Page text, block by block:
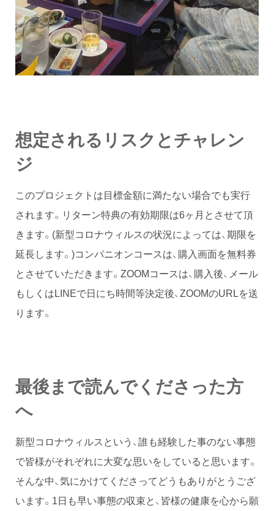
想定されるリスクとチャレン
ジ
このプロジェクトは目標金額に満たない場合でも実行
されます。リターン特典の有効期限は6ヶ月とさせて頂
きます。(新型コロナウィルスの状況によっては、期限を
延長します。)コンパニオンコースは、購入画面を無料券
とさせていただきます。ZOOMコースは、購入後、メール
もしくはLINEで日にち時間等決定後、ZOOMのURLを送
ります。
最後まで読んでくださった方
へ
新型コロナウィルスという、誰も経験した事のない事態
で皆様がそれぞれに大変な思いをしていると思います。
そんな中、気にかけてくださってどうもありがとうござ
います。1日も早い事態の収束と、皆様の健康を心から願